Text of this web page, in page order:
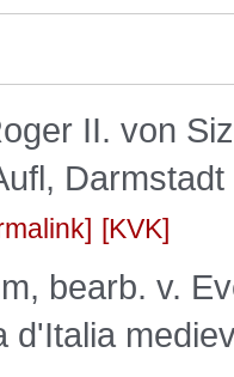
II. von
KVK
bearb. v.
d'Italia